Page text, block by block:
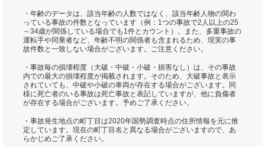
・年齢のデータは、該当年齢の人数ではなく、該当年齢人物の関わ
っている事故の件数となっています（例：1つの事故で2人以上の25
～34歳が関係している場合でも1件とカウント）。また、多重事故の
運転手や同乗者など、年齢不明の関係者も含まれるため、現実の事
故件数と一致しない場合がございます。ご注意ください。
・事故毎の損壊程度（大破・中破・小破・損害なし）は、その事故
内での最大の損壊程度が掲載されます。そのため、大破事故と表示
されていても、中破や小破の車両が存在する場合がございます。同
様に死亡者のいる事故は死亡事故と表記していますが、他に負傷者
が存在する場合がございます。予めご了承ください。
・事故発生地点の町丁目は2020年国勢調査時点の住所情報を元に推
定しています。現在の町丁目名と異なる場合がございますので、あ
らかじめご了承ください。